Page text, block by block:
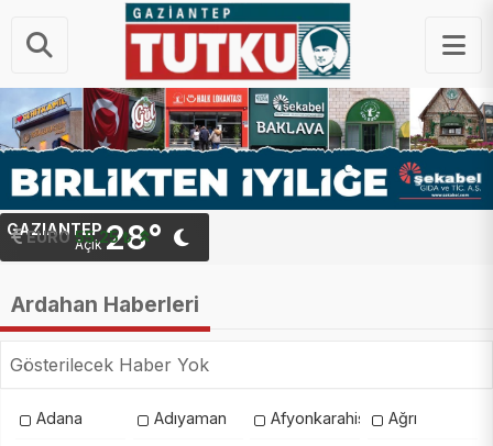
EURO 55.25 ₺
GAZIANTEP
Açık28°
Ardahan Haberleri
Gösterilecek Haber Yok
Adana Adıyaman Afyonkarahisar Ağrı